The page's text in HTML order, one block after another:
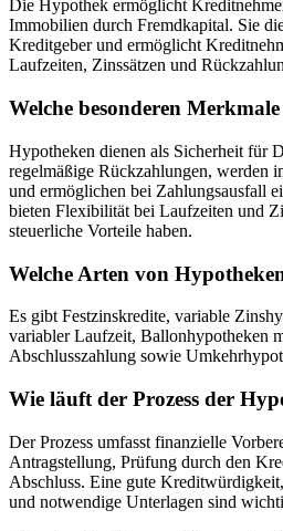
Die Hypothek ermöglicht
Immobilien durch Fremdkapital. Sie
Kreditgeber und ermöglicht
Laufzeiten, Zinssätzen und
Welche besonderen
Hypotheken dienen als Sicherheit für
regelmäßige Rückzahlungen, werden
und ermöglichen bei Zahlungsausfall
bieten Flexibilität bei Laufzeiten und
steuerliche Vorteile haben.
Welche Arten von
Es gibt Festzinskredite, variable
variabler Laufzeit, Ballonhypotheken
Abschlusszahlung sowie
Wie läuft der Prozess der
Der Prozess umfasst finanzielle
Antragstellung, Prüfung durch den
Abschluss. Eine gute
und notwendige Unterlagen sind